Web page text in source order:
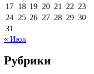
17 18 19 20 21 22 23
24 25 26 27 28 29 30
31
« Июл
Рубрики